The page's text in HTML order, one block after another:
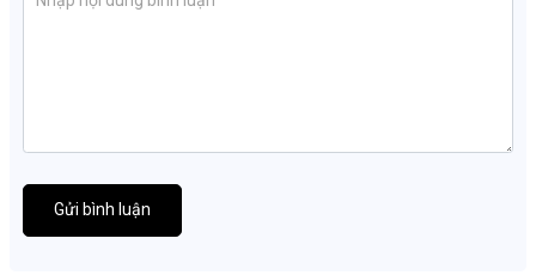
Gửi bình luận